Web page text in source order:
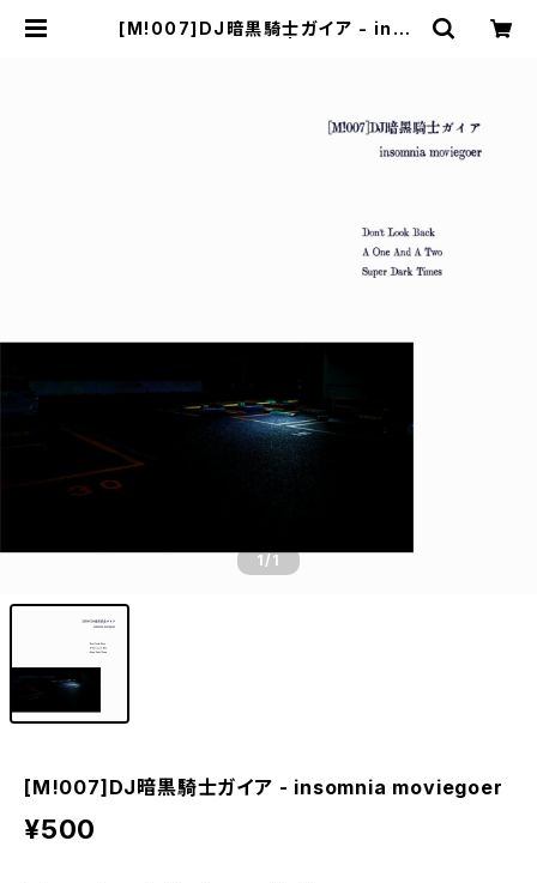
[M!007]DJ暗黒騎士ガイア - inso
1/1
[M!007]DJ暗黒騎士ガイア - insomnia moviegoer
¥500